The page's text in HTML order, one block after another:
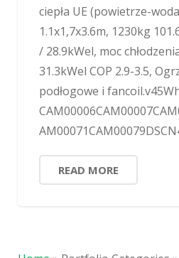
ciepła UE (powietrze-
1.1x1,7x3.6m, 1230kg
/ 28.9kWel, moc
31.3kWel COP 2.9-3.5,
podłogowe i
READ MORE